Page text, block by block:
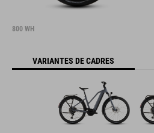
800 WH
VARIANTES DE CADRES